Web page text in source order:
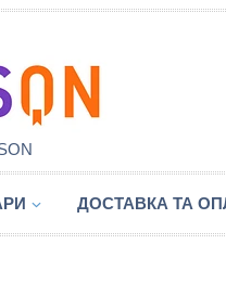
ДОСТАВКА ТА